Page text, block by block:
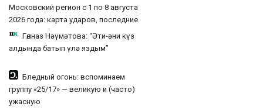
Московский регион с 1 по 8 августа
2026 года: карта ударов, последние
новости об отражении
беспилотников ВСУ
Гөлназ Нәүмәтова: “Әти-әни күз
алдында батып үлә яздым”
Бледный огонь: вспоминаем
группу «25/17» — великую и (часто)
ужасную